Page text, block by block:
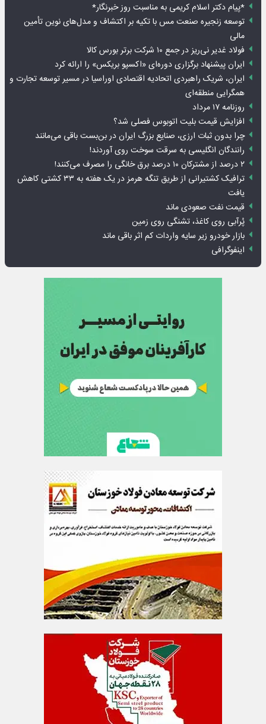
*پیام دکتر اسلام کریمی به مناسبت روز خبرنگار*
توسعه زنجیره صنعت مس با تکیه بر اکتشاف و مدل‌های نوین تأمین
مالی
فولاد غدیر نی‌ریز در جمع ۱۰ شرکت برتر بورس کالا
ایران پیشنهاد برگزاری دوره‌ای «اکسپو بریکس» را ارائه کرد
ایران، شریک راهبردی اتحادیه اقتصادی اوراسیا در مسیر توسعه تجارت و
همگرایی منطقه‌ای
روزنامه ۱۷ مرداد
افزایش قیمت بلیت اتوبوس فصلی شد؟
چرا بدون ثبات ارزی، صنایع بزرگ ایران در بن‌بست باقی می‌مانند
رانندگان انگلیسی به سرقت سوخت روی آوردند!
۲ درصد از مشترکان ۱۰ درصد برق خانگی را مصرف می‌کنند!
ترافیک کشتیرانی از طریق تنگه هرمز در یک هفته به ۳۳ کشتی کاهش
یافت
قیمت نفت صعودی ماند
پُرآبی روی کاغذ، تشنگی روی زمین
بازار خودرو زیر سایه واردات کم اثر باقی ماند
اینفوگرافی